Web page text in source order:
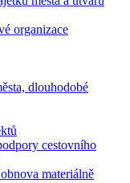
organizace
dlouhodobé
cestovního
materiálně